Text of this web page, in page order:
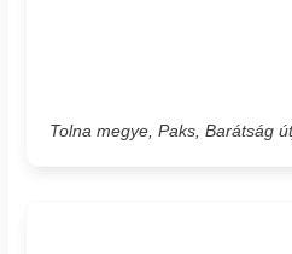
Tolna megye, Paks, Barátság